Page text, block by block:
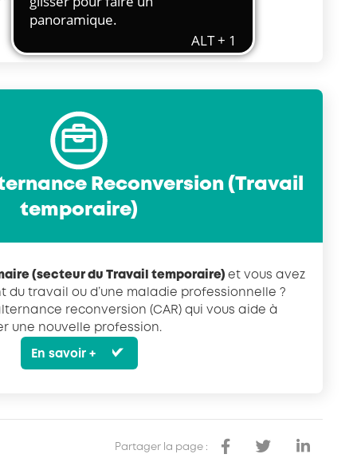
Transport et travail aérien
Travail temporaire
En savoir +
Reconversion (Travail
temporaire)
(secteur du Travail temporaire) et vous avez
du travail ou d’une maladie professionnelle ?
reconversion (CAR) qui vous aide à
une nouvelle profession.
En savoir +
Partager la page :